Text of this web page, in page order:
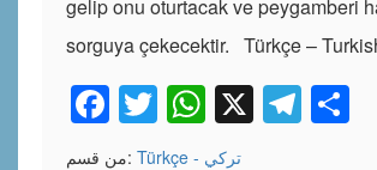
gelip onu oturtacak ve peygamberi
Facebook
Twitter
WhatsApp
X
من قسم: Türkçe - تركي